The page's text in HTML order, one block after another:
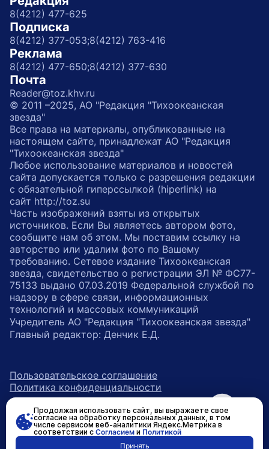
8(4212) 477-625
Подписка
8(4212) 377-053;8(4212) 763-416
Реклама
8(4212) 477-650;8(4212) 377-630
Почта
Reader@toz.khv.ru
© 2011 –2025, АО "Редакция "Тихоокеанская
звезда"
Все права на материалы, опубликованные на
настоящем сайте, принадлежат АО "Редакция
"Тихоокеанская звезда"
Любое использование материалов и новостей
сайта допускается только с разрешения редакции
с обязательной гиперссылкой (hiperlink) на
сайт http://toz.su
Часть изображений взяты из открытых
источников. Если Вы являетесь автором фото,
сообщите нам об этом. Мы поставим ссылку на
авторство или удалим фото по Вашему
требованию. Сетевое издание Тихоокеанская
звезда, свидетельство о регистрации ЭЛ № ФС77-
75133 выдано 07.03.2019 Федеральной службой по
надзору в сфере связи, информационных
технологий и массовых коммуникаций
Учредитель АО "Редакция "Тихоокеанская звезда"
Главный редактор: Денчик Е.Д.
Пользовательское соглашение
Политика конфиденциальности
ссылка на главную
возрастное ограничение 16+
ссылка на страницу в Вконтакте
ссылка на страницу в
ссылка на канал в
Продолжая использовать сайт, вы выражаете свое
согласие на обработку персональных данных, в том
числе сервисом веб-аналитики Яндекс.Метрика в
соответствии с Согласиеми Политикой
Принять